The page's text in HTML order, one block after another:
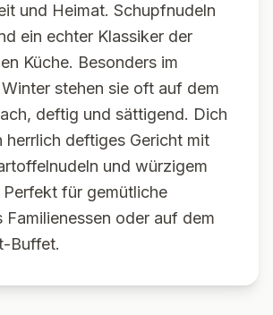
und Heimat. Schupfnudeln
ein echter Klassiker der
Küche. Besonders im
stehen sie oft auf dem
deftig und sättigend. Dich
herrlich deftiges Gericht mit
und würzigem
Perfekt für gemütliche
Familienessen oder auf dem
Buffet.